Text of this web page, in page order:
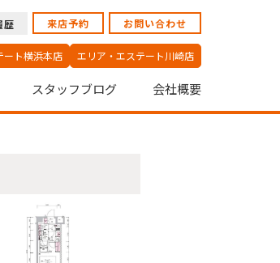
歴 来店予約 お問い合わせ
ート横浜本店 エリア・エステート川崎店
スタッフブログ 会社概要